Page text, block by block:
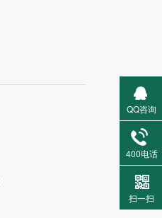
QQ咨询
400电话
扫一扫